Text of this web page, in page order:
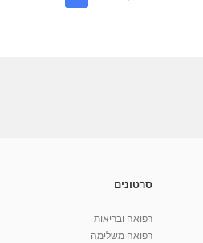
סרטונים
רפואה ובריאות
רפואה משלימה